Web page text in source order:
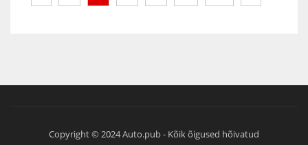
Copyright © 2024 Auto.pub - Kõik õigused hõivatud